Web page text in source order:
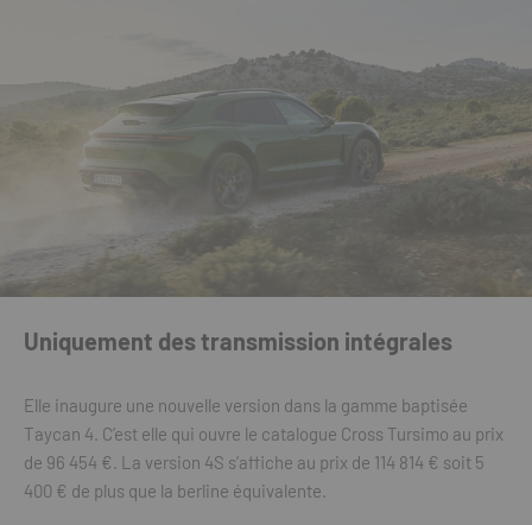
Uniquement des transmission intégrales
Elle inaugure une nouvelle version dans la gamme baptisée
Taycan 4. C’est elle qui ouvre le catalogue Cross Tursimo au prix
de 96 454 €. La version 4S s’affiche au prix de 114 814 € soit 5
400 € de plus que la berline équivalente.